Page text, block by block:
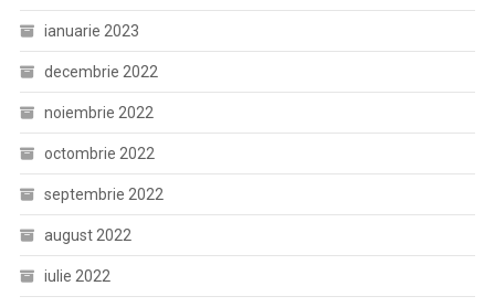
ianuarie 2023
decembrie 2022
noiembrie 2022
octombrie 2022
septembrie 2022
august 2022
iulie 2022